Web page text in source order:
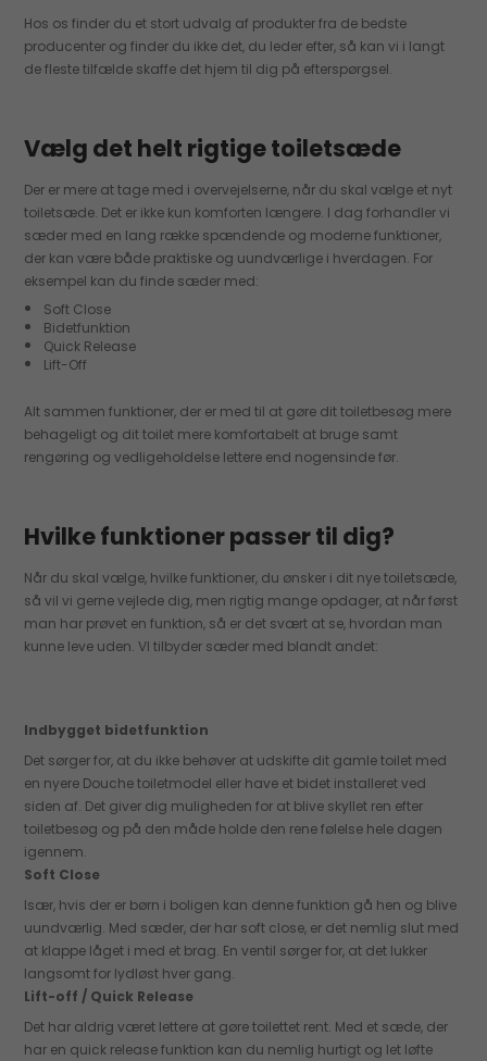
Hos os finder du et stort udvalg af produkter fra de bedste
producenter og finder du ikke det, du leder efter, så kan vi i langt
de fleste tilfælde skaffe det hjem til dig på efterspørgsel.
Vælg det helt rigtige toiletsæde
Der er mere at tage med i overvejelserne, når du skal vælge et nyt
toiletsæde. Det er ikke kun komforten længere. I dag forhandler vi
sæder med en lang række spændende og moderne funktioner,
der kan være både praktiske og uundværlige i hverdagen. For
eksempel kan du finde sæder med:
Soft Close
Bidetfunktion
Quick Release
Lift-Off
Alt sammen funktioner, der er med til at gøre dit toiletbesøg mere
behageligt og dit toilet mere komfortabelt at bruge samt
rengøring og vedligeholdelse lettere end nogensinde før.
Hvilke funktioner passer til dig?
Når du skal vælge, hvilke funktioner, du ønsker i dit nye toiletsæde,
så vil vi gerne vejlede dig, men rigtig mange opdager, at når først
man har prøvet en funktion, så er det svært at se, hvordan man
kunne leve uden. VI tilbyder sæder med blandt andet:
Indbygget bidetfunktion
Det sørger for, at du ikke behøver at udskifte dit gamle toilet med
en nyere Douche toiletmodel eller have et bidet installeret ved
siden af. Det giver dig muligheden for at blive skyllet ren efter
toiletbesøg og på den måde holde den rene følelse hele dagen
igennem.
Soft Close
Især, hvis der er børn i boligen kan denne funktion gå hen og blive
uundværlig. Med sæder, der har soft close, er det nemlig slut med
at klappe låget i med et brag. En ventil sørger for, at det lukker
langsomt for lydløst hver gang.
Lift-off / Quick Release
Det har aldrig været lettere at gøre toilettet rent. Med et sæde, der
har en quick release funktion kan du nemlig hurtigt og let løfte